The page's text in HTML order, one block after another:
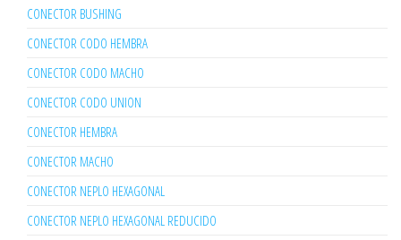
CONECTOR BUSHING
CONECTOR CODO HEMBRA
CONECTOR CODO MACHO
CONECTOR CODO UNION
CONECTOR HEMBRA
CONECTOR MACHO
CONECTOR NEPLO HEXAGONAL
CONECTOR NEPLO HEXAGONAL REDUCIDO